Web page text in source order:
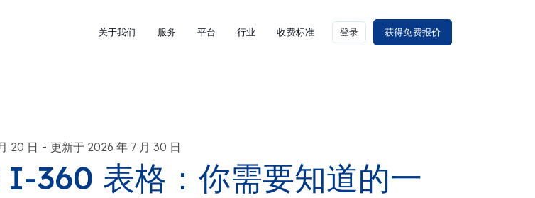
关于我们 服务 平台 行业 收费标准 登录 获得免费报价
20 日 - 更新于 2026 年 7 月 30 日
I-360 表格：你需要知道的一